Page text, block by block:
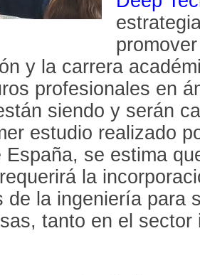
y la carrera
profesionales en
siendo y serán
estudio realizado
España, se estima
la
de la ingeniería para
tanto en el